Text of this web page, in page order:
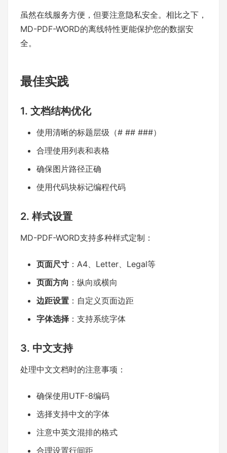
虽然在线服务方便，但要注意隐私安全。相比之下，
MD-PDF-WORD的离线特性更能保护您的数据安
全。
最佳实践
1. 文档结构优化
使用清晰的标题层级（# ## ###）
合理使用列表和表格
确保图片路径正确
使用代码块标记编程代码
2. 样式设置
MD-PDF-WORD支持多种样式定制：
页面尺寸 ：A4、Letter、Legal等
页面方向 ：纵向或横向
边距设置 ：自定义页面边距
字体选择 ：支持系统字体
3. 中文支持
处理中文文档时的注意事项：
确保使用UTF-8编码
选择支持中文的字体
注意中英文混排的格式
合理设置行间距